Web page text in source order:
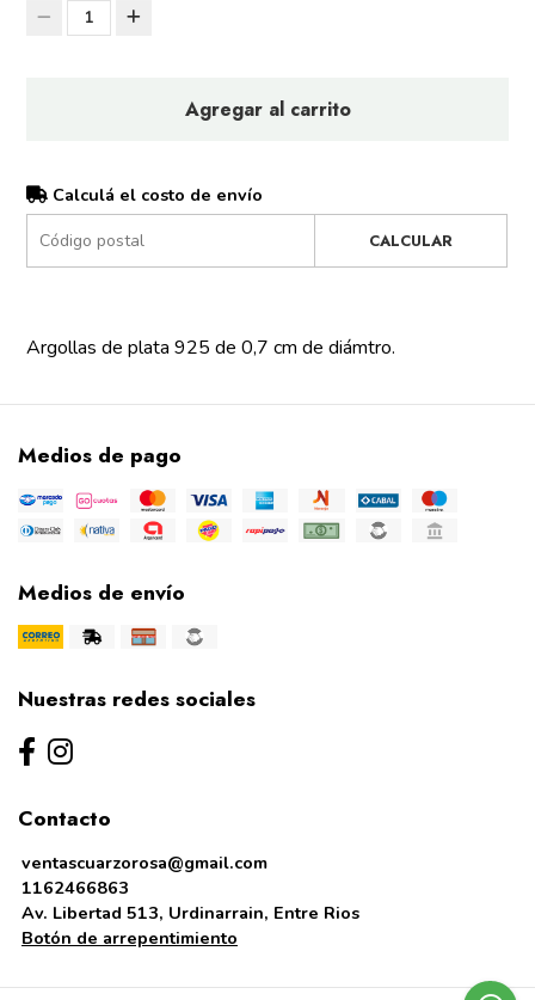
1
Agregar al carrito
Calculá el costo de envío
CALCULAR
Argollas de plata 925 de 0,7 cm de diámtro.
Medios de pago
Medios de envío
Nuestras redes sociales
Contacto
ventascuarzorosa@gmail.com
1162466863
Av. Libertad 513, Urdinarrain, Entre Rios
Botón de arrepentimiento